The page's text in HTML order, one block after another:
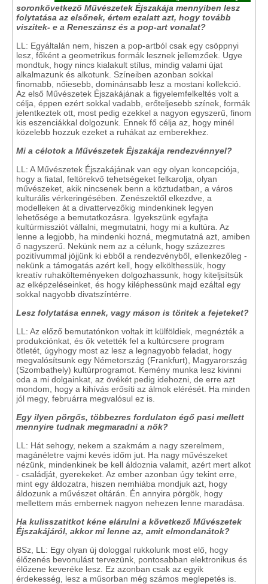
soronkövetkező Művészetek Éjszakája mennyiben lesz
folytatása az elsőnek, értem ezalatt azt, hogy tovább
viszitek- e a Reneszánsz és a pop-art vonalat?
LL: Egyáltalán nem, hiszen a pop-artból csak egy csöppnyi
lesz, főként a geometrikus formák lesznek jellemzőek. Ugye
mondtuk, hogy nincs kialakult stílus, mindig valami újat
alkalmazunk és alkotunk. Színeiben azonban sokkal
finomabb, nőiesebb, dominánsabb lesz a mostani kollekció.
Az első Művészetek Éjszakájának a figyelemfelkeltés volt a
célja, éppen ezért sokkal vadabb, erőteljesebb színek, formák
jelentkeztek ott, most pedig ezekkel a nagyon egyszerű, finom
kis eszenciákkal dolgozunk. Ennek fő célja az, hogy minél
közelebb hozzuk ezeket a ruhákat az emberekhez.
Mi a célotok a Művészetek Éjszakája rendezvénnyel?
LL: A Művészetek Éjszakájának van egy olyan koncepciója,
hogy a fiatal, feltörekvő tehetségeket felkarolja, olyan
művészeket, akik nincsenek benn a köztudatban, a város
kulturális vérkeringésében. Zenészektől elkezdve, a
modelleken át a divattervezőkig mindenkinek legyen
lehetősége a bemutatkozásra. Igyekszünk egyfajta
kultúrmissziót vállalni, megmutatni, hogy mi a kultúra. Az
lenne a legjobb, ha mindenki hozná, megmutatná azt, amiben
ő nagyszerű. Nekünk nem az a célunk, hogy százezres
pozitívummal jöjjünk ki ebből a rendezvényből, ellenkezőleg -
nekünk a támogatás azért kell, hogy elkölthessük, hogy
kreatív ruhakölteményeken dolgozhassunk, hogy kiteljsítsük
az elképzeléseinket, és hogy kiléphessünk majd ezáltal egy
sokkal nagyobb divatszíntérre.
Lesz folytatása ennek, vagy máson is töritek a fejeteket?
LL: Az előző bemutatónkon voltak itt külföldiek, megnézték a
produkciónkat, és ők vetették fel a kultúrcsere program
ötletét, úgyhogy most az lesz a legnagyobb feladat, hogy
megvalósítsunk egy Németország (Frankfurt), Magyarország
(Szombathely) kultúrprogramot. Kemény munka lesz kivinni
oda a mi dolgainkat, az övékét pedig idehozni, de erre azt
mondom, hogy a kihívás erősíti az álmok elérését. Ha minden
jól megy, februárra megvalósul ez is.
Egy ilyen pörgős, többezres fordulaton égő pasi mellett
mennyire tudnak megmaradni a nők?
LL: Hát sehogy, nekem a szakmám a nagy szerelmem,
magánéletre vajmi kevés időm jut. Ha nagy művészeket
nézünk, mindenkinek be kell áldoznia valamit, azért mert alkot
- családját, gyerekeket. Az ember azonban úgy tekint erre,
mint egy áldozatra, hiszen nemhiába mondjuk azt, hogy
áldozunk a művészet oltárán. Én annyira pörgök, hogy
mellettem más embernek nagyon nehezen lenne maradása.
Ha kulisszatitkot kéne elárulni a következő Művészetek
Éjszakájáról, akkor mi lenne az, amit elmondanátok?
BSz, LL: Egy olyan új dologgal rukkolunk most elő, hogy
élőzenés bevonulást tervezünk, pontosabban elektronikus és
élőzene keveréke lesz. Ez azonban csak az egyik
érdekesség, lesz a műsorban még számos meglepetés is.